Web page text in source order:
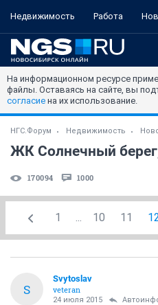
Недвижимость Работа
На информационном ресурсе
файлы. Оставаясь на сайте, вы
согласие на их использование.
НГС.Форум Недвижимость
170094 1000
1 ... 10 11
S
Svytoslav
veteran
24 июля 2015